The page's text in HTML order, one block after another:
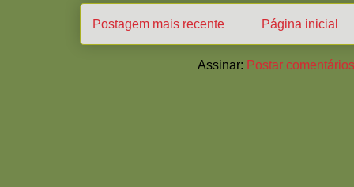
Postagem mais recente Página inicial
Assinar: Postar